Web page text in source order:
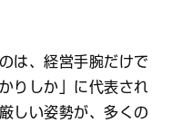
は、経営手腕だけで
りしか」に代表され
しい姿勢が、多くの